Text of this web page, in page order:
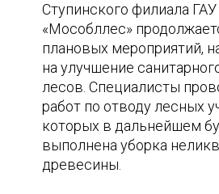
Ступинского филиала
«Мособллес»
плановых мероприятий,
на улучшение
лесов. Специалисты
работ по отводу лесных
которых в дальнейшем
выполнена уборка
древесины.